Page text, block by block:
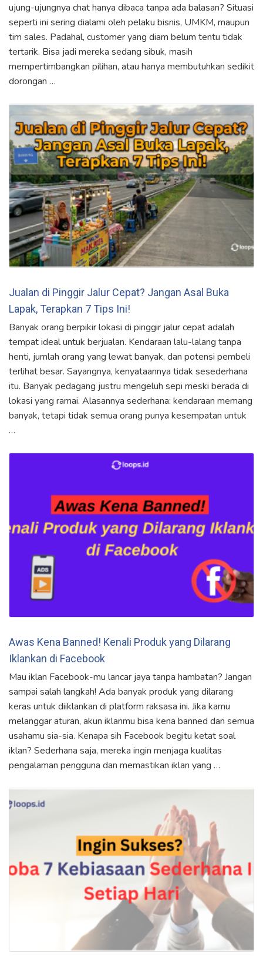
ujung-ujungnya chat hanya dibaca tanpa ada balasan? Situasi
seperti ini sering dialami oleh pelaku bisnis, UMKM, maupun
tim sales. Padahal, customer yang diam belum tentu tidak
tertarik. Bisa jadi mereka sedang sibuk, masih
mempertimbangkan pilihan, atau hanya membutuhkan sedikit
dorongan …
Jualan di Pinggir Jalur Cepat? Jangan Asal Buka
Lapak, Terapkan 7 Tips Ini!
Banyak orang berpikir lokasi di pinggir jalur cepat adalah
tempat ideal untuk berjualan. Kendaraan lalu-lalang tanpa
henti, jumlah orang yang lewat banyak, dan potensi pembeli
terlihat besar. Sayangnya, kenyataannya tidak sesederhana
itu. Banyak pedagang justru mengeluh sepi meski berada di
lokasi yang ramai. Alasannya sederhana: kendaraan memang
banyak, tetapi tidak semua orang punya kesempatan untuk
…
Awas Kena Banned! Kenali Produk yang Dilarang
Iklankan di Facebook
Mau iklan Facebook-mu lancar jaya tanpa hambatan? Jangan
sampai salah langkah! Ada banyak produk yang dilarang
keras untuk diiklankan di platform raksasa ini. Jika kamu
melanggar aturan, akun iklanmu bisa kena banned dan semua
usahamu sia-sia. Kenapa sih Facebook begitu ketat soal
iklan? Sederhana saja, mereka ingin menjaga kualitas
pengalaman pengguna dan memastikan iklan yang …